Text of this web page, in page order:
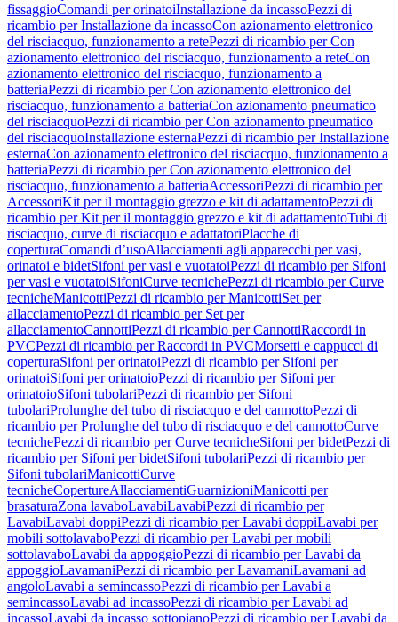
fissaggioComandi per orinatoiInstallazione da incassoPezzi di
ricambio per Installazione da incassoCon azionamento elettronico
del risciacquo, funzionamento a retePezzi di ricambio per Con
azionamento elettronico del risciacquo, funzionamento a reteCon
azionamento elettronico del risciacquo, funzionamento a
batteriaPezzi di ricambio per Con azionamento elettronico del
risciacquo, funzionamento a batteriaCon azionamento pneumatico
del risciacquoPezzi di ricambio per Con azionamento pneumatico
del risciacquoInstallazione esternaPezzi di ricambio per Installazione
esternaCon azionamento elettronico del risciacquo, funzionamento a
batteriaPezzi di ricambio per Con azionamento elettronico del
risciacquo, funzionamento a batteriaAccessoriPezzi di ricambio per
AccessoriKit per il montaggio grezzo e kit di adattamentoPezzi di
ricambio per Kit per il montaggio grezzo e kit di adattamentoTubi di
risciacquo, curve di risciacquo e adattatoriPlacche di
coperturaComandi d’usoAllacciamenti agli apparecchi per vasi,
orinatoi e bidetSifoni per vasi e vuotatoiPezzi di ricambio per Sifoni
per vasi e vuotatoiSifoniCurve tecnichePezzi di ricambio per Curve
tecnicheManicottiPezzi di ricambio per ManicottiSet per
allacciamentoPezzi di ricambio per Set per
allacciamentoCannottiPezzi di ricambio per CannottiRaccordi in
PVCPezzi di ricambio per Raccordi in PVCMorsetti e cappucci di
coperturaSifoni per orinatoiPezzi di ricambio per Sifoni per
orinatoiSifoni per orinatoioPezzi di ricambio per Sifoni per
orinatoioSifoni tubolariPezzi di ricambio per Sifoni
tubolariProlunghe del tubo di risciacquo e del cannottoPezzi di
ricambio per Prolunghe del tubo di risciacquo e del cannottoCurve
tecnichePezzi di ricambio per Curve tecnicheSifoni per bidetPezzi di
ricambio per Sifoni per bidetSifoni tubolariPezzi di ricambio per
Sifoni tubolariManicottiCurve
tecnicheCopertureAllacciamentiGuarnizioniManicotti per
brasaturaZona lavaboLavabiLavabiPezzi di ricambio per
LavabiLavabi doppiPezzi di ricambio per Lavabi doppiLavabi per
mobili sottolavaboPezzi di ricambio per Lavabi per mobili
sottolavaboLavabi da appoggioPezzi di ricambio per Lavabi da
appoggioLavamaniPezzi di ricambio per LavamaniLavamani ad
angoloLavabi a semincassoPezzi di ricambio per Lavabi a
semincassoLavabi ad incassoPezzi di ricambio per Lavabi ad
incassoLavabi da incasso sottopianoPezzi di ricambio per Lavabi da